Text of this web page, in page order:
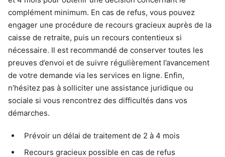
complément minimum. En cas de refus, vous pouvez
engager une procédure de recours gracieux auprès de la
caisse de retraite, puis un recours contentieux si
nécessaire. Il est recommandé de conserver toutes les
preuves d’envoi et de suivre régulièrement l’avancement
de votre demande via les services en ligne. Enfin,
n’hésitez pas à solliciter une assistance juridique ou
sociale si vous rencontrez des difficultés dans vos
démarches.
Prévoir un délai de traitement de 2 à 4 mois
Recours gracieux possible en cas de refus